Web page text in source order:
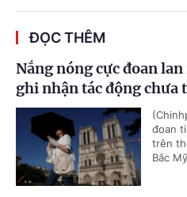
ĐỌC THÊM
Nắng nóng cực đoan
ghi nhận tác động chưa
đoan
trên
Bắc